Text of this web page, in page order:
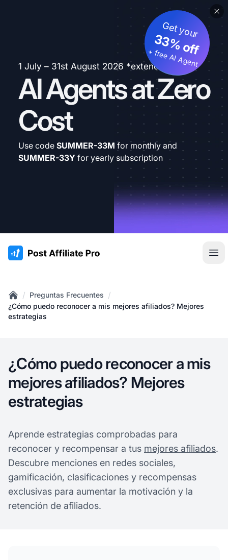
1 July – 31st August 2026 *extended
AI Agents at Zero
Cost
Get your
33% off
+ free AI Agent
Use code SUMMER-33M for monthly and
SUMMER-33Y for yearly subscription
:site.title
Home
/ Preguntas Frecuentes /
¿Cómo puedo reconocer a mis mejores afiliados? Mejores
estrategias
¿Cómo puedo reconocer a mis
mejores afiliados? Mejores
estrategias
Aprende estrategias comprobadas para
reconocer y recompensar a tus mejores afiliados.
Descubre menciones en redes sociales,
gamificación, clasificaciones y recompensas
exclusivas para aumentar la motivación y la
retención de afiliados.